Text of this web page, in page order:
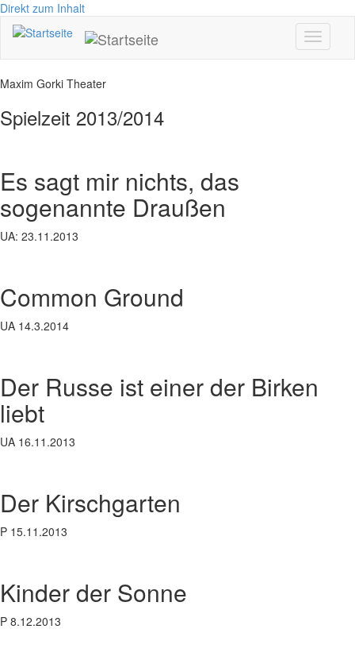
Direkt zum Inhalt
Toggle
Maxim Gorki Theater
Spielzeit 2013/2014
Es sagt mir nichts, das
sogenannte Draußen
UA: 23.11.2013
Common Ground
UA 14.3.2014
Der Russe ist einer der Birken
liebt
UA 16.11.2013
Der Kirschgarten
P 15.11.2013
Kinder der Sonne
P 8.12.2013